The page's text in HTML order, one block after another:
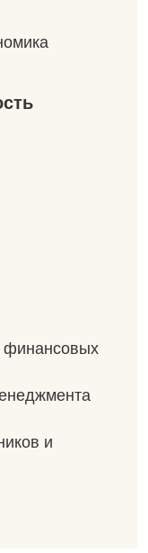
финансовых
и